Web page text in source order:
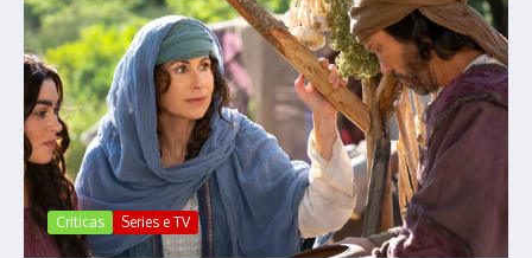
Criticas Series e TV